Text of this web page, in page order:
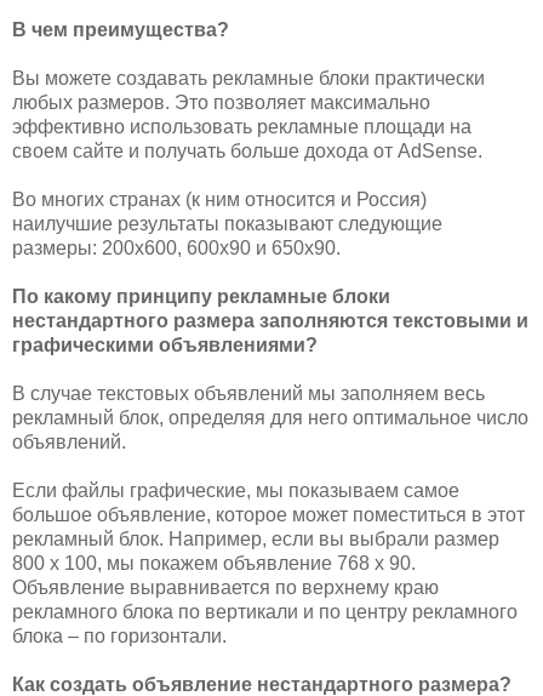
В чем преимущества?
Вы можете создавать рекламные блоки практически
любых размеров. Это позволяет максимально
эффективно использовать рекламные площади на
своем сайте и получать больше дохода от AdSense.
Во многих странах (к ним относится и Россия)
наилучшие результаты показывают следующие
размеры: 200x600, 600x90 и 650x90.
По какому принципу рекламные блоки
нестандартного размера заполняются текстовыми и
графическими объявлениями?
В случае текстовых объявлений мы заполняем весь
рекламный блок, определяя для него оптимальное число
объявлений.
Если файлы графические, мы показываем самое
большое объявление, которое может поместиться в этот
рекламный блок. Например, если вы выбрали размер
800 x 100, мы покажем объявление 768 x 90.
Объявление выравнивается по верхнему краю
рекламного блока по вертикали и по центру рекламного
блока – по горизонтали.
Как создать объявление нестандартного размера?